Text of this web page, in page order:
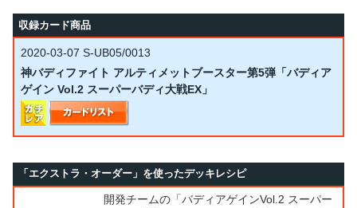
収録カード商品
2020-03-07 S-UB05/0013
神バディファイト アルティメットブースター第5弾「バディア
ゲイン Vol.2 スーパーバディ大戦EX」
「エクストラ・オーダー」を使ったデッキレシピ
開発チームの「バディアゲインVol.2 スーパー